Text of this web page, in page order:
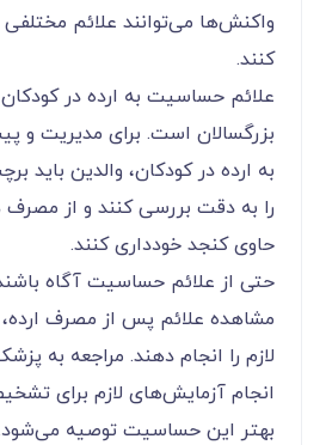
واکنش‌ها می‌توانند علائم مختلفی
کنند.
علائم حساسیت به ارده در کودکان
بزرگسالان است. برای مدیریت و
به ارده در کودکان، والدین باید
را به دقت بررسی کنند و از
حاوی کنجد خودداری کنند.
حتی از علائم حساسیت آگاه
مشاهده علائم پس از مصرف
لازم را انجام دهند. مراجعه به
انجام آزمایش‌های لازم برای
بهتر این حساسیت توصیه